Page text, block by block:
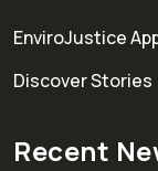
EnviroJustice
Discover Stories
Recent